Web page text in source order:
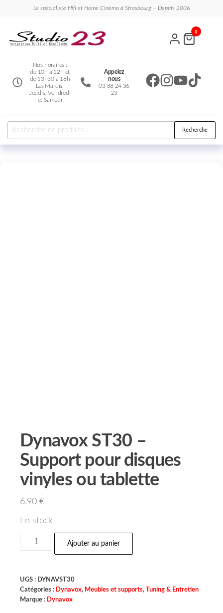
Le spécialiste Hifi et Home Cinema à Strasbourg – Depuis 2006
Nos horaires :
de 10h à 12h et
de 13h30 à 18h
Les Mardis,
Jeudis, Vendredi
et Samedi
Appelez
nous
03 88 24 36
23
0
Recherche
Dynavox ST30 –
Support pour disques
vinyles ou tablette
6.90 €
En stock
Ajouter au panier
UGS : DYNAVST30
Catégories : Dynavox, Meubles et supports, Tuning & Entretien
Marque : Dynavox